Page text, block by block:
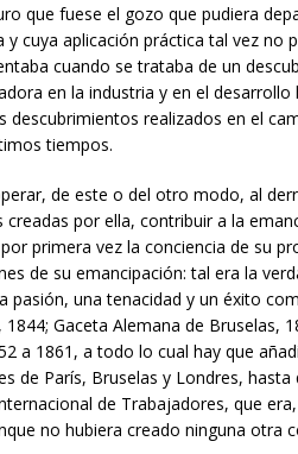
que fuese el gozo que pudiera
cuya aplicación práctica tal vez no
cuando se trataba de un
en la industria y en el desarrollo
descubrimientos realizados en el
tiempos.
de este o del otro modo, al
por ella, contribuir a la
primera vez la conciencia de su
de su emancipación: tal era la
pasión, una tenacidad y un éxito
Gaceta Alemana de Bruselas,
a 1861, a todo lo cual hay que
de París, Bruselas y Londres,
de Trabajadores, que
no hubiera creado ninguna otra